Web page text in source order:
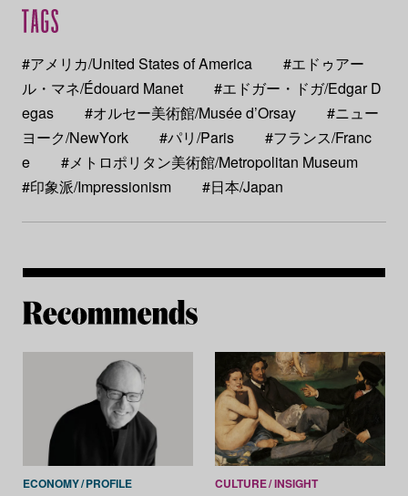
#アメリカ/United States of America
#エドゥアー
ル・マネ/Édouard Manet
#エドガー・ドガ/Edgar D
egas
#オルセー美術館/Musée d’Orsay
#ニュー
ヨーク/NewYork
#パリ/Paris
#フランス/Franc
e
#メトロポリタン美術館/Metropolitan Museum
#印象派/Impressionism
#日本/Japan
ECONOMY PROFILE CULTURE INSIGHT